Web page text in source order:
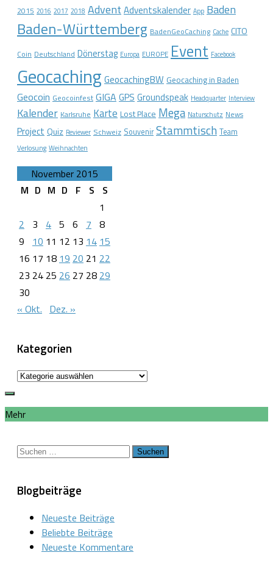
2015 2016 2017 2018 Advent Adventskalender App Baden
Baden-Württemberg BadenGeoCaching Cache CITO
Coin Deutschland Dönerstag Europa EUROPE Event Facebook
Geocaching GeocachingBW Geocaching in Baden
Geocoin Geocoinfest GIGA GPS Groundspeak Headquarter Interview
Kalender Karlsruhe Karte Lost Place Mega Naturschutz News
Project Quiz Reviewer Schweiz Souvenir Stammtisch Team
Verlosung Weihnachten
November 2015
M D M D F S
S
1
2
3 4 5 6 7 8
9
10 11 12 13 14 15
16 17 18 19 20 21 22
23 24 25 26 27 28 29
30
« Okt. Dez. »
Kategorien
Kategorien
Mehr
Suchen
Blogbeiträge
Neueste Beiträge
Beliebte Beiträge
Neueste Kommentare